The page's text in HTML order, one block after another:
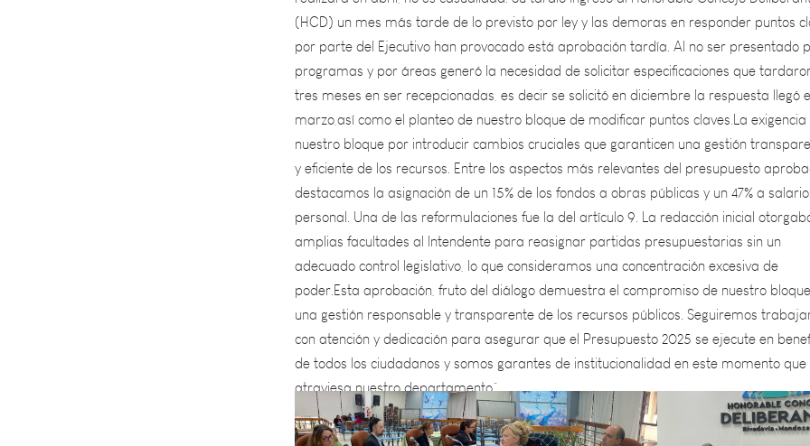
programas y por áreas generó la necesidad de solicitar especificaciones que
tres meses en ser recepcionadas, es decir se solicitó en diciembre la respuesta
marzo,así como el planteo de nuestro bloque de modificar puntos claves.La
nuestro bloque por introducir cambios cruciales que garanticen una gestión
y eficiente de los recursos. Entre los aspectos más relevantes del presupuesto
destacamos la asignación de un 15% de los fondos a obras públicas y un 47% a
personal. Una de las reformulaciones fue la del artículo 9. La redacción inicial
amplias facultades al Intendente para reasignar partidas presupuestarias sin un
adecuado control legislativo, lo que consideramos una concentración excesiva de
poder.Esta aprobación, fruto del diálogo demuestra el compromiso de nuestro bloque con
una gestión responsable y transparente de los recursos públicos. Seguiremos
con atención y dedicación para asegurar que el Presupuesto 2025 se ejecute en
de todos los ciudadanos y somos garantes de institucionalidad en este momento que
atraviesa nuestro departamento”.